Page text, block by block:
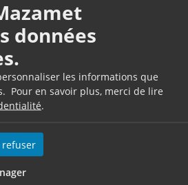
données
les informations que
Pour en savoir plus, merci de lire
.
refuser
au tribunal pour enfants
unique
le procureur de la
décider de
et de transmettre le dossier
pour qu'il juge <span
span> le
unique</span>).
procédure est soumis aux